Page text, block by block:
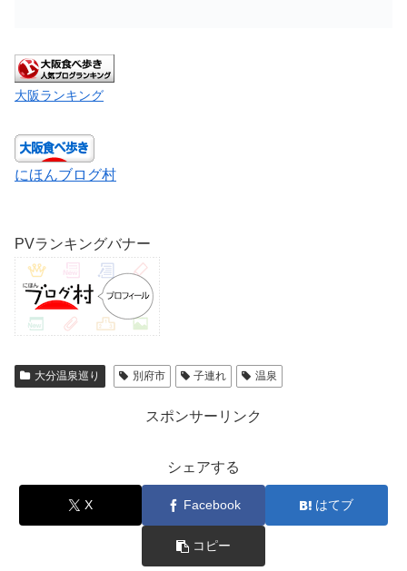
大阪ランキング
にほんブログ村
PVランキングバナー
大分温泉巡り 別府市 子連れ 温泉
スポンサーリンク
シェアする
X Facebook はてブ
コピー